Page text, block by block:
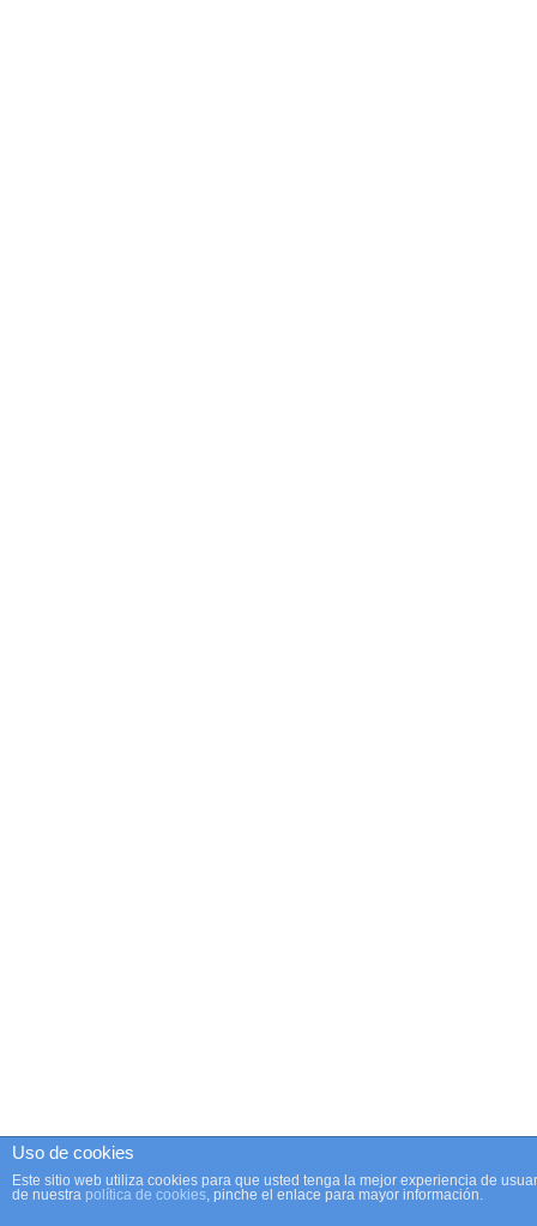
Uso de cookies
Este sitio web utiliza cookies para que usted tenga la mejor experiencia de
de nuestra política de cookies, pinche el enlace para mayor información.